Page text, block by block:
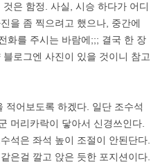
은 함정. 사실, 시승 하다가 어디
을 좀 찍으려고 했으나, 중간에
화를 주시는 바람에;;; 결국 한 장
로그엔 사진이 있을 것이니 참고
적어보도록 하겠다. 일단 조수석
머리카락이 닿아서 신경쓰인다.
석은 좌석 높이 조절이 안된단다.
은걸 깔고 앉은 듯한 포지션이다.